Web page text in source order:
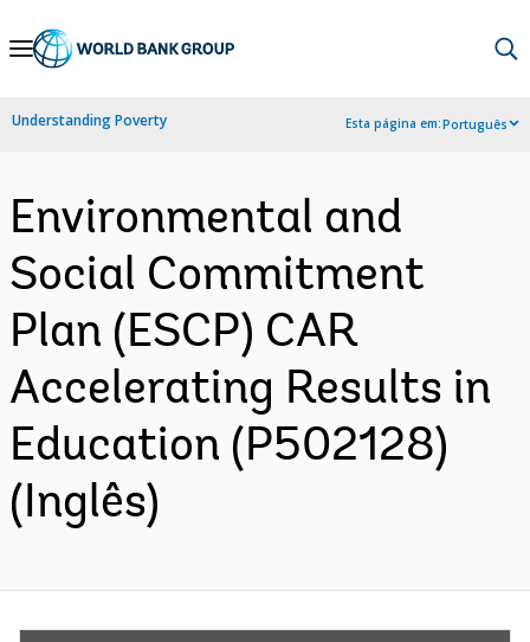
Skip
Navigation
Understanding Poverty Esta página em:Português
Environmental and
Social Commitment
Plan (ESCP) CAR
Accelerating Results in
Education (P502128)
(Inglês)